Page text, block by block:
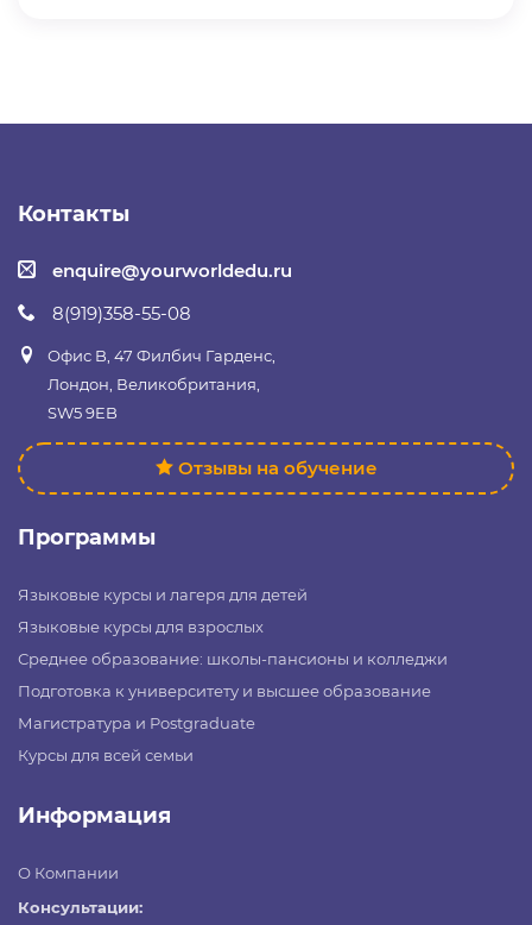
Контакты
enquire@yourworldedu.ru
8(919)358-55-08
Офис B, 47 Филбич Гарденс,
Лондон, Великобритания,
SW5 9EB
Отзывы на обучение
Программы
Языковые курсы и лагеря для детей
Языковые курсы для взрослых
Среднее образование: школы-пансионы и колледжи
Подготовка к университету и высшее образование
Магистратура и Postgraduate
Курсы для всей семьи
Информация
О Компании
Консультации: